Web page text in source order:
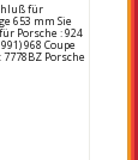
für
653 mm Sie
Porsche : 924
968 Coupe
Porsche